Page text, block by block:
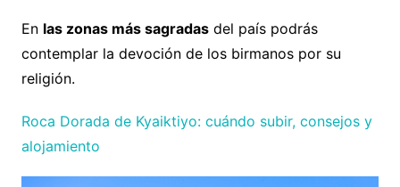
En las zonas más sagradasdel país podrás
contemplar la devoción de los birmanos por su
religión.
Roca Dorada de Kyaiktiyo: cuándo subir, consejos y
alojamiento